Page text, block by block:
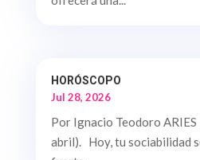
HORÓSCOPO
Jul 28, 2026
Por Ignacio Teodoro
abril). Hoy, tu sociabilidad